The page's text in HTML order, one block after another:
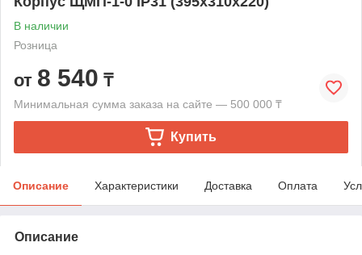
В наличии
Розница
от 8 540 ₸
Минимальная сумма заказа на сайте — 500 000 ₸
Купить
Описание Характеристики Доставка Оплата
Описание